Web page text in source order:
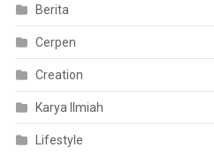
Berita
Cerpen
Creation
Karya Ilmiah
Lifestyle